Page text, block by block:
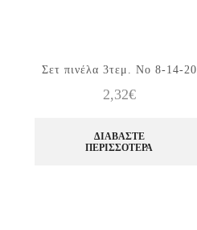
Σετ πινέλα 3τεμ. Νο 8-14-20
2,32€
ΔΙΑΒΆΣΤΕ
ΠΕΡΙΣΣΌΤΕΡΑ